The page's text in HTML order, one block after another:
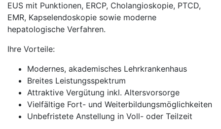
EUS mit Punktionen, ERCP, Cholangioskopie, PTCD,
EMR, Kapselendoskopie sowie moderne
hepatologische Verfahren.
Ihre Vorteile:
Modernes, akademisches Lehrkrankenhaus
Breites Leistungsspektrum
Attraktive Vergütung inkl. Altersvorsorge
Vielfältige Fort- und Weiterbildungsmöglichkeiten
Unbefristete Anstellung in Voll- oder Teilzeit